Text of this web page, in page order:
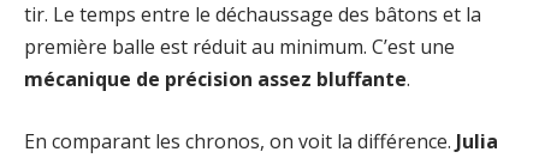
tir. Le temps entre le déchaussage des bâtons et la
première balle est réduit au minimum. C’est une
mécanique de précision assez bluffante.
En comparant les chronos, on voit la différence. Julia